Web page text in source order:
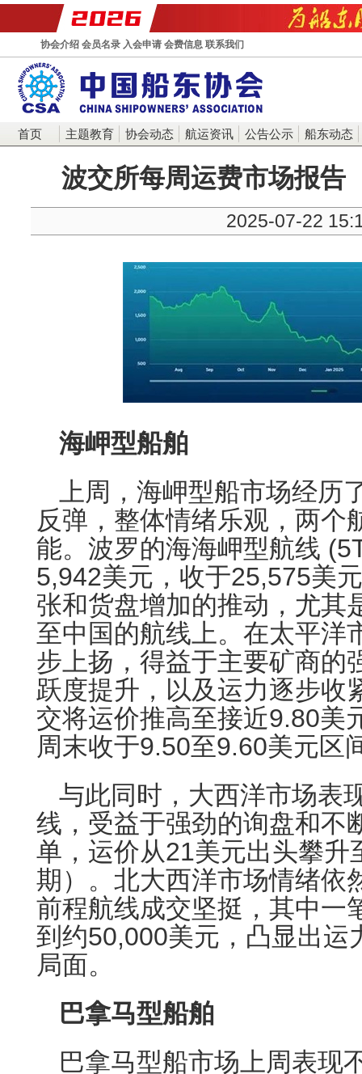
协会介绍 会员名录 入会申请 会费信息 联系我们
首页 主题教育 协会动态 航运资讯 公告公示 船东动态
波交所每周运费市场报告
2025-07-22
海岬型船舶
上周，海岬型船市场经历
反弹，整体情绪乐观，两个
能。波罗的海海岬型航线
5,942美元，收于25,575美
张和货盘增加的推动，尤其
至中国的航线上。在太平洋
步上扬，得益于主要矿商的
跃度提升，以及运力逐步收
交将运价推高至接近9.80美
周末收于9.50至9.60美元区
与此同时，大西洋市场表
线，受益于强劲的询盘和不
单，运价从21美元出头攀升
期）。北大西洋市场情绪依
前程航线成交坚挺，其中一
到约50,000美元，凸显出运
局面。
巴拿马型船舶
巴拿马型船市场上周表现